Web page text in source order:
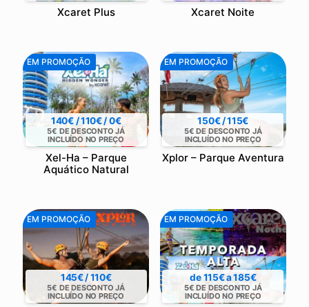
Xcaret Plus Xcaret Noite
EM PROMOÇÃO
140€ / 110€ / 0€
5€ DE DESCONTO JÁ
INCLUÍDO NO PREÇO
Xel-Ha – Parque
Aquático Natural
EM PROMOÇÃO
150€ / 115€
5€ DE DESCONTO JÁ
INCLUÍDO NO PREÇO
Xplor – Parque Aventura
EM PROMOÇÃO
145€ / 110€
5€ DE DESCONTO JÁ
INCLUÍDO NO PREÇO
EM PROMOÇÃO
de 115€ a 185€
5€ DE DESCONTO JÁ
INCLUÍDO NO PREÇO